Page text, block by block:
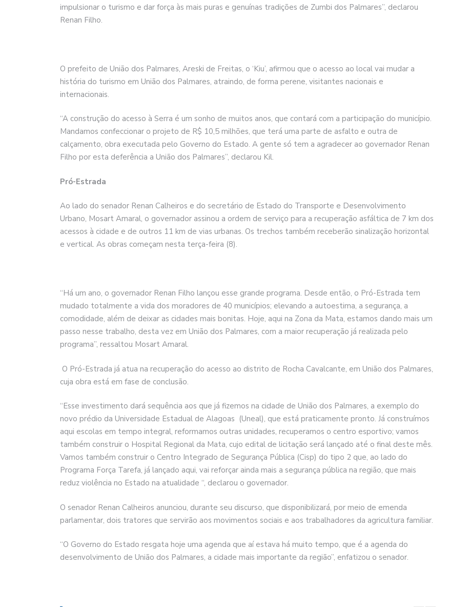
impulsionar o turismo e dar força às mais puras e genuínas tradições de Zumbi dos Palmares”, declarou
Renan Filho.
O prefeito de União dos Palmares, Areski de Freitas, o ‘Kiu’, afirmou que o acesso ao local vai mudar a
história do turismo em União dos Palmares, atraindo, de forma perene, visitantes nacionais e
internacionais.
“A construção do acesso à Serra é um sonho de muitos anos, que contará com a participação do município.
Mandamos confeccionar o projeto de R$ 10,5 milhões, que terá uma parte de asfalto e outra de
calçamento, obra executada pelo Governo do Estado. A gente só tem a agradecer ao governador Renan
Filho por esta deferência a União dos Palmares”, declarou Kil.
Pró-Estrada
Ao lado do senador Renan Calheiros e do secretário de Estado do Transporte e Desenvolvimento
Urbano, Mosart Amaral, o governador assinou a ordem de serviço para a recuperação asfáltica de 7 km dos
acessos à cidade e de outros 11 km de vias urbanas. Os trechos também receberão sinalização horizontal
e vertical. As obras começam nesta terça-feira (8).
“Há um ano, o governador Renan Filho lançou esse grande programa. Desde então, o Pró-Estrada tem
mudado totalmente a vida dos moradores de 40 municípios; elevando a autoestima, a segurança, a
comodidade, além de deixar as cidades mais bonitas. Hoje, aqui na Zona da Mata, estamos dando mais um
passo nesse trabalho, desta vez em União dos Palmares, com a maior recuperação já realizada pelo
programa”, ressaltou Mosart Amaral.
O Pró-Estrada já atua na recuperação do acesso ao distrito de Rocha Cavalcante, em União dos Palmares,
cuja obra está em fase de conclusão.
“Esse investimento dará sequência aos que já fizemos na cidade de União dos Palmares, a exemplo do
novo prédio da Universidade Estadual de Alagoas (Uneal), que está praticamente pronto. Já construímos
aqui escolas em tempo integral, reformamos outras unidades, recuperamos o centro esportivo; vamos
também construir o Hospital Regional da Mata, cujo edital de licitação será lançado até o final deste mês.
Vamos também construir o Centro Integrado de Segurança Pública (Cisp) do tipo 2 que, ao lado do
Programa Força Tarefa, já lançado aqui, vai reforçar ainda mais a segurança pública na região, que mais
reduz violência no Estado na atualidade “, declarou o governador.
O senador Renan Calheiros anunciou, durante seu discurso, que disponibilizará, por meio de emenda
parlamentar, dois tratores que servirão aos movimentos sociais e aos trabalhadores da agricultura familiar.
“O Governo do Estado resgata hoje uma agenda que aí estava há muito tempo, que é a agenda do
desenvolvimento de União dos Palmares, a cidade mais importante da região”, enfatizou o senador.